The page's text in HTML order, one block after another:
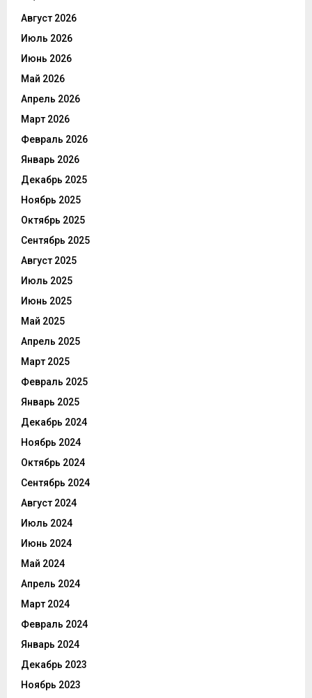
Август 2026
Июль 2026
Июнь 2026
Май 2026
Апрель 2026
Март 2026
Февраль 2026
Январь 2026
Декабрь 2025
Ноябрь 2025
Октябрь 2025
Сентябрь 2025
Август 2025
Июль 2025
Июнь 2025
Май 2025
Апрель 2025
Март 2025
Февраль 2025
Январь 2025
Декабрь 2024
Ноябрь 2024
Октябрь 2024
Сентябрь 2024
Август 2024
Июль 2024
Июнь 2024
Май 2024
Апрель 2024
Март 2024
Февраль 2024
Январь 2024
Декабрь 2023
Ноябрь 2023